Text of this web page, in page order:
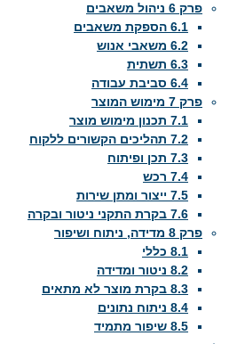
פרק 6 ניהול משאבים
6.1 הספקת משאבים
6.2 משאבי אנוש
6.3 תשתית
6.4 סביבת עבודה
פרק 7 מימוש המוצר
7.1 תכנון מימוש מוצר
7.2 תהליכים הקשורים ללקוח
7.3 תכן ופיתוח
7.4 רכש
7.5 ייצור ומתן שירות
7.6 בקרת התקני ניטור ובקרה
פרק 8 מדידה, ניתוח ושיפור
8.1 כללי
8.2 ניטור ומדידה
8.3 בקרת מוצר לא מתאים
8.4 ניתוח נתונים
8.5 שיפור מתמיד